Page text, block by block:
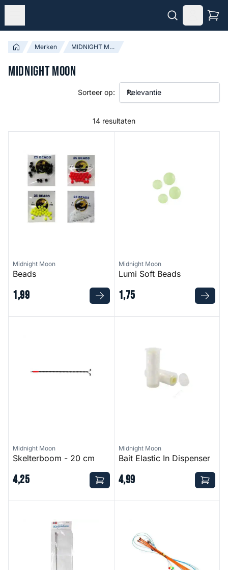
Merken MIDNIGHT MOON
MIDNIGHT MOON
14 resultaten
Sorteer op:
Midnight Moon
Beads
1,99
Midnight Moon
Lumi Soft Beads
1,75
Midnight Moon
Skelterboom - 20 cm
4,25
Midnight Moon
Bait Elastic In Dispenser
4,99